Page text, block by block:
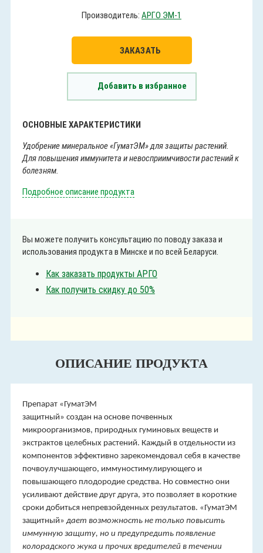
Производитель: АРГО ЭМ-1
ЗАКАЗАТЬ
Добавить в избранное
ОСНОВНЫЕ ХАРАКТЕРИСТИКИ
Удобрение минеральное «ГуматЭМ» для защиты растений.
Для повышения иммунитета и невосприимчивости растений к
болезням.
Подробное описание продукта
Вы можете получить консультацию по поводу заказа и
использования продукта в Минске и по всей Беларуси.
Как заказать продукты АРГО
Как получить скидку до 50%
ОПИСАНИЕ ПРОДУКТА
Препарат «ГуматЭМ
защитный» создан на основе почвенных
микроорганизмов, природных гуминовых веществ и
экстрактов целебных растений. Каждый в отдельности из
компонентов эффективно зарекомендовал себя в качестве
почвоулучшающего, иммуностимулирующего и
повышающего плодородие средства. Но совместно они
усиливают действие друг друга, это позволяет в короткие
сроки добиться непревзойденных результатов. «ГуматЭМ
защитный» дает возможность не только повысить
иммунную защиту, но и предупредить появление
колорадского жука и прочих вредителей в течении